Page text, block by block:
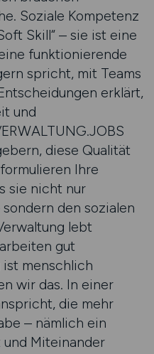
Soziale Kompetenz
Skill“ – sie ist eine
funktionierende
spricht, mit Teams
erklärt,
und
diese Qualität
Ihre
sie nicht nur
den sozialen
lebt
gut
ist menschlich
wir das. In einer
die mehr
– nämlich ein
und Miteinander